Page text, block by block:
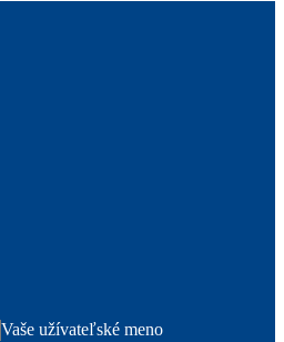
Vaše užívateľské meno